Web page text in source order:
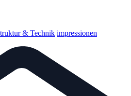
& Technik impressionen